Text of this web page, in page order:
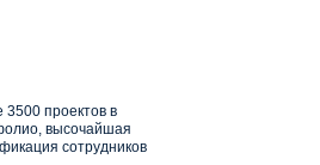
3500 проектов в
высочайшая
сотрудников